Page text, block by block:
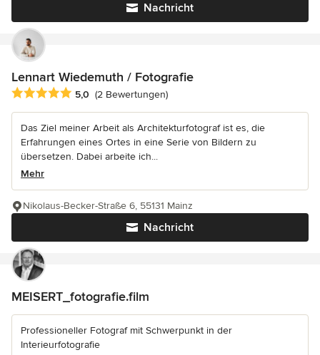
Nachricht
Lennart Wiedemuth / Fotografie
Durchschnittliche Bewertung: 5 von 5 Sternen
5,0 (2 Bewertungen)
Das Ziel meiner Arbeit als Architekturfotograf ist es, die
Erfahrungen eines Ortes in eine Serie von Bildern zu
übersetzen. Dabei arbeite ich...
Mehr
Nachricht
Nikolaus-Becker-Straße 6, 55131 Mainz
MEISERT_fotografie.film
Professioneller Fotograf mit Schwerpunkt in der
Interieurfotografie